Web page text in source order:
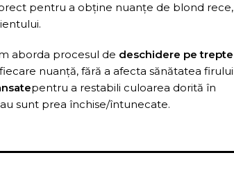
pentru a obține nuanțe de blond rece,
aborda procesul de deschidere pe trepte
nuanță, fără a afecta sănătatea firului
pentru a restabili culoarea dorită în
sunt prea închise/întunecate.